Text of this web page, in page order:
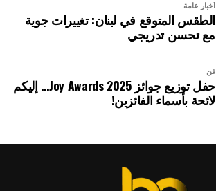
أخبار عامة
الطقس المتوقع في لبنان: تغييرات جوية
مع تحسن تدريجي
فن
حفل توزيع جوائز Joy Awards 2025… إليكم
لائحة بأسماء الفائزين!